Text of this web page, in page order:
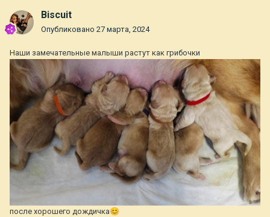
Biscuit
Опубликовано 27 марта, 2024
Наши замечательные малыши растут как грибочки
после хорошего дождичка😊